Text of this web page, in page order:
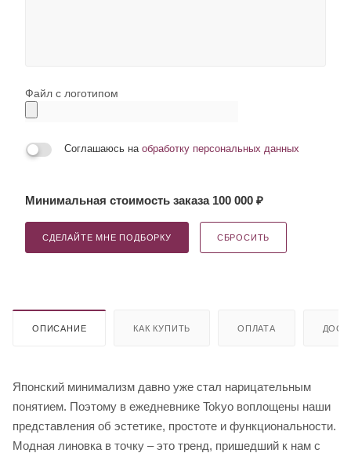
Файл с логотипом
Соглашаюсь на обработку персональных данных
Минимальная стоимость заказа 100 000 ₽
СДЕЛАЙТЕ МНЕ ПОДБОРКУ СБРОСИТЬ
ОПИСАНИЕ КАК КУПИТЬ ОПЛАТА
Японский минимализм давно уже стал нарицательным
понятием. Поэтому в ежедневнике Tokyo воплощены наши
представления об эстетике, простоте и функциональности.
Модная линовка в точку – это тренд, пришедший к нам с